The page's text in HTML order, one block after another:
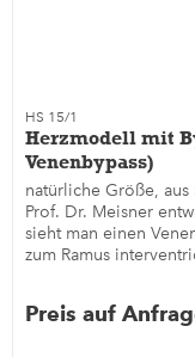
HS 15/1
Herzmodell mit
Venenbypass)
natürliche Größe, aus
Prof. Dr. Meisner
sieht man einen
zum Ramus
Preis auf